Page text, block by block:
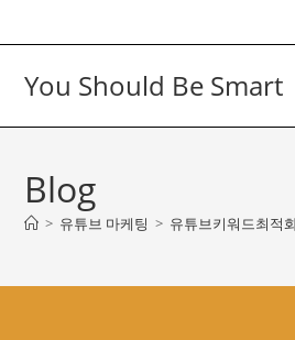
to
You Should Be Smart
Blog
> 유튜브 마케팅 > 유튜브키워드최적